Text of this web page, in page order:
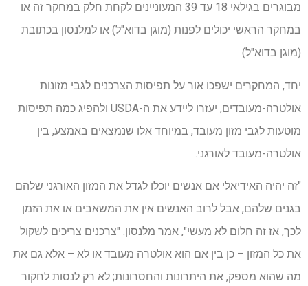
מבוגרים בגילאי 18 עד 39 המעוניינים לקחת חלק במחקר זה או
במחקר הראשי יכולים לפנות (מוגן בדוא"ל) או למלנסון בכתובת
(מוגן בדוא"ל).
יחד, המחקרים ישפכו אור על תפיסות הצרכנים לגבי מזונות
אולטרה-מעובדים, יעזרו ליידע את ה-USDA ולהפיג כמה תפיסות
מוטעות לגבי מזון מעובד, במיוחד אלו שנמצאים באמצע, בין
אולטרה-מעובד לאורגני.
"זה יהיה האידיאלי אם אנשים יוכלו לגדל את המזון האורגני שלהם
בגנים שלהם, אבל לרוב האנשים אין את המשאבים או את הזמן
לכך, אז זה חלום לא מעשי", אמר מלנסון. "צרכנים צריכים לשקול
את כל המזון – כן בין אם הוא אולטרה מעובד או לא – אלא גם את
מה שהוא מספק, את היתרונות והחסרונות; לא רק לנסות לחקור